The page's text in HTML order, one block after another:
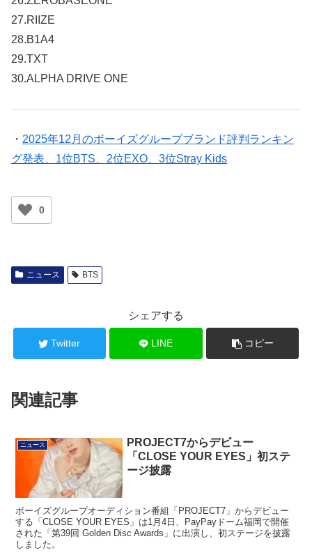
27.RIIZE
28.B1A4
29.TXT
30.ALPHA DRIVE ONE
・ 2025年12月のボーイズグループブランド評判ランキン
グ発表、1位BTS、2位EXO、3位Stray Kids
0
ニュース BTS
シェアする
Twitter LINE コピー
関連記事
ニュース
PROJECT7からデビュー
「CLOSE YOUR EYES」初ステ
ージ披露
ボーイズグループオーディション番組「PROJECT7」からデビュー
する「CLOSE YOUR EYES」は1月4日、PayPayドーム福岡で開催
された「第39回 Golden Disc Awards」に出演し、初ステージを披露
しました。